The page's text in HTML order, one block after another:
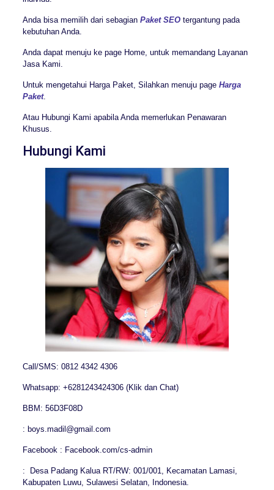
Anda bisa memilih dari sebagian Paket SEOtergantung pada
kebutuhan Anda.
Anda dapat menuju ke page Home, untuk memandang Layanan
Jasa Kami.
Untuk mengetahui Harga Paket, Silahkan menuju page Harga
Paket.
Atau Hubungi Kami apabila Anda memerlukan Penawaran
Khusus.
Hubungi Kami
Call/SMS: 0812 4342 4306
Whatsapp: +6281243424306 (Klik dan Chat)
BBM: 56D3F08D
: boys.madil@gmail.com
Facebook : Facebook.com/cs-admin
: Desa Padang Kalua RT/RW: 001/001, Kecamatan Lamasi,
Kabupaten Luwu, Sulawesi Selatan, Indonesia.